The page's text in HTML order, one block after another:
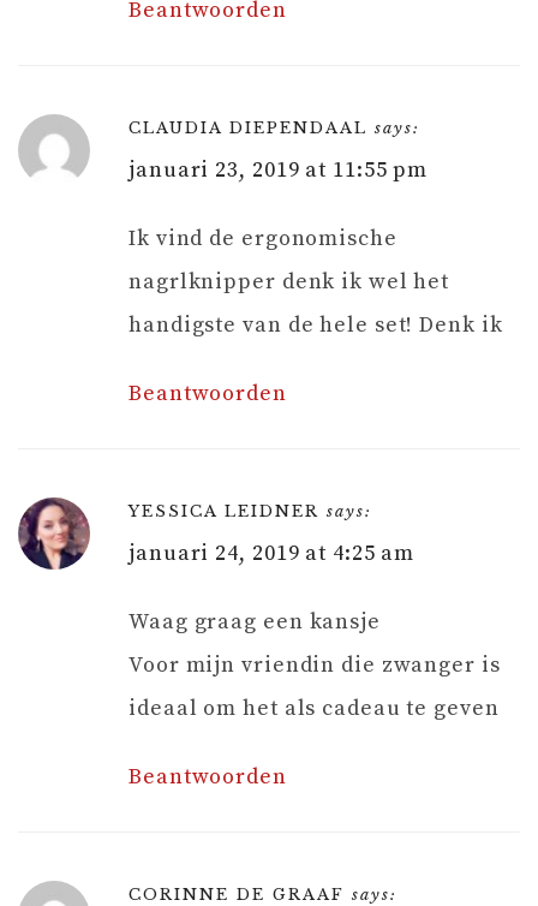
Beantwoorden
CLAUDIA DIEPENDAAL says:
januari 23, 2019 at 11:55 pm
Ik vind de ergonomische
nagrlknipper denk ik wel het
handigste van de hele set! Denk ik
Beantwoorden
YESSICA LEIDNER says:
januari 24, 2019 at 4:25 am
Waag graag een kansje
Voor mijn vriendin die zwanger is
ideaal om het als cadeau te geven
Beantwoorden
CORINNE DE GRAAF says: